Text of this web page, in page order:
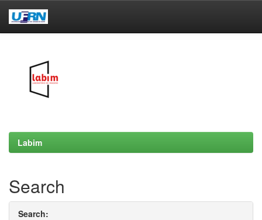
Labim
Search
Search: